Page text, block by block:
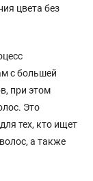
цвета без
с большей
при этом
Это
тех, кто ищет
а также